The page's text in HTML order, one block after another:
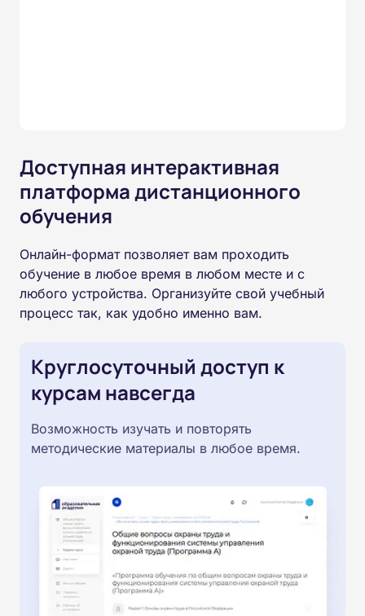
Доступная интерактивная
платформа дистанционного
обучения
Онлайн-формат позволяет вам проходить
обучение в любое время в любом месте и с
любого устройства. Организуйте свой учебный
процесс так, как удобно именно вам.
Круглосуточный доступ к
курсам навсегда
Возможность изучать и повторять
методические материалы в любое время.